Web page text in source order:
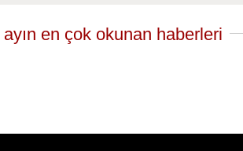
en çok okunan haberleri